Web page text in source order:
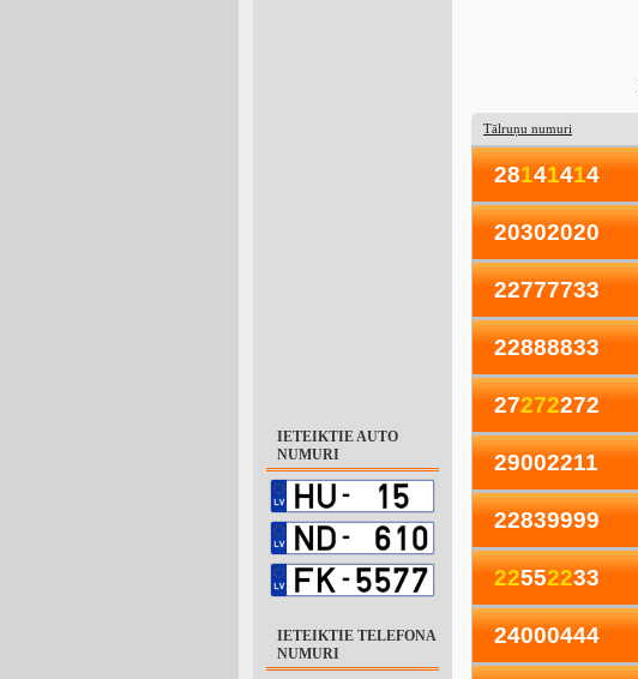
IETEIKTIE AUTO
NUMURI
IETEIKTIE TELEFONA
NUMURI
Tālruņu numuri
28141414
20302020
22777733
22888833
27272272
29002211
22839999
22552233
24000444